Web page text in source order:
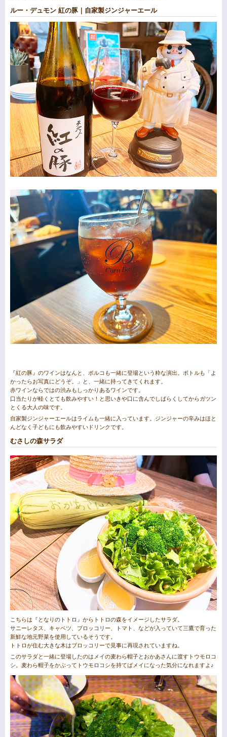
ルー・デュモン 紅の豚｜自家製ジンジャーエール
『紅の豚』のワインはなんと、ポルコも一緒に登場という粋な演出。ボトルも「よ
かったらお写真にどうぞ。」と、一緒に持ってきてくれます。
赤ワインならではの渋みもしっかりあるワインです。
口当たりが軽くとても飲みやすい！と思いきや口に含んでしばらくしてからガツン
とくる大人の味です。
自家製ジンジャーエールはライムも一緒に入っています。ジンジャーの辛みはほと
んどなく子どもにも飲みやすいドリンクです。
むさしの森サラダ
こちらは『となりのトトロ』からトトロの森をイメージしたサラダ。
サニーレタス、キャベツ、ブロッコリー、トマト、などが入っていて三鷹で育った
新鮮な地元野菜を使用しているそうです。
トトロが住む大きな木はブロッコリーで見事に再現されていますね。
このサラダと一緒に登場したのはメイの麦わら帽子とおかあさんに渡すトウモロコ
シ。麦わら帽子をかぶってトウモロコシを持てばメイになった気分になれますよ♪